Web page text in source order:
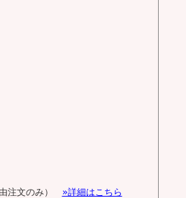
注文のみ） »詳細はこちら